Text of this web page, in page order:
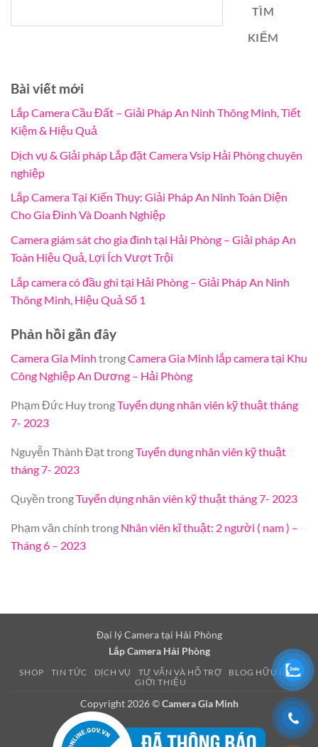
TÌM
KIẾM
Bài viết mới
Lắp Camera Cầu Đất – Giải Pháp An Ninh Thông Minh, Tiết
Kiệm & Hiệu Quả
Dịch vụ & Giải pháp Lắp đặt Camera Vsip Hải Phòng chuyên
nghiệp
Lắp Camera Tại Kiến Thụy: Giải Pháp An Ninh Toàn Diện
Cho Gia Đình Và Doanh Nghiệp
Camera giám sát cho gia đình tại Hải Phòng – Giải pháp An
Toàn Hiệu Quả, Lợi Ích Vượt Trội
Lắp camera có đầu ghi tại Hải Phòng – Giải Pháp An Ninh
Thông Minh, Hiệu Quả Số 1
Phản hồi gần đây
Camera Gia Minh trongCamera Gia Minh lắp camera tại Khu
Công Nghiệp An Dương – Hải Phòng
Phạm Đức HuytrongTuyển dụng nhân viên kỹ thuật tháng
7- 2023
Nguyễn Thành ĐạttrongTuyển dụng nhân viên kỹ thuật
tháng 7- 2023
Quyền trongTuyển dụng nhân viên kỹ thuật tháng 7- 2023
Phạm văn chính trong Nhân viên kĩ thuật: 2 người ( nam ) –
Tháng 6 – 2023
Đại lý Camera tại Hải Phòng
Lắp Camera Hải Phòng
SHOP TIN TỨC DỊCH VỤ TƯ VẤN VÀ HỖ TRỢ
BLOG HỮU ÍCH
GIỚI THIỆU
Copyright 2026 ©Camera Gia Minh